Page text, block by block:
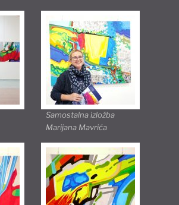
Samostalna izložba
Marijana Mavrića